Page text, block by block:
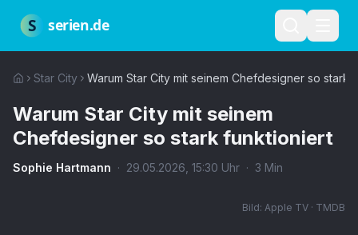
S serien.de
Star City Warum Star City mit seinem Chefdesigner so stark
Warum Star City mit seinem
Chefdesigner so stark funktioniert
Sophie Hartmann · 29.05.2026 15:30 Uhr · 3 Min
Bild: Apple TV · TMDB
Nutzungsbedingungen